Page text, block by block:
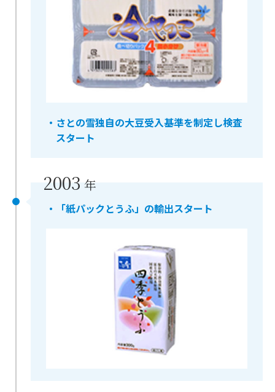
・さとの雪独自の大豆受入基準を制定し検査
スタート
2003 年
・「紙パックとうふ」の輸出スタート